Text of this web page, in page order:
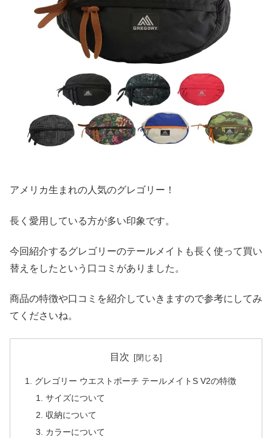
アメリカ生まれの人気のグレゴリー！
長く愛用している方が多い印象です。
今回紹介するグレゴリーのテールメイトも長く使って買い
替えをしたという口コミがありました。
商品の特徴や口コミを紹介していきますので参考にしてみ
てくださいね。
目次
グレゴリー ウエストポーチ テールメイトS V2の特徴
サイズについて
収納について
カラーについて